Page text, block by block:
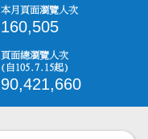
本月頁面瀏覽人次
160,505
頁面總瀏覽人次
(自105.7.15起)
90,421,660